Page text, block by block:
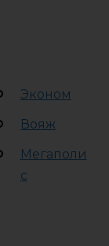
Эконом
Вояж
Мегаполи
с